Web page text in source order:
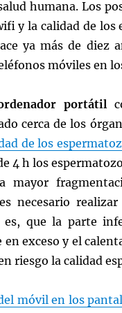
humana. Los
y la calidad de
ya más de diez
móviles en
portátil
cerca de los
de los
4 h los
mayor
necesario
es, que la parte
en exceso y el
riesgo la calidad
móvil en los